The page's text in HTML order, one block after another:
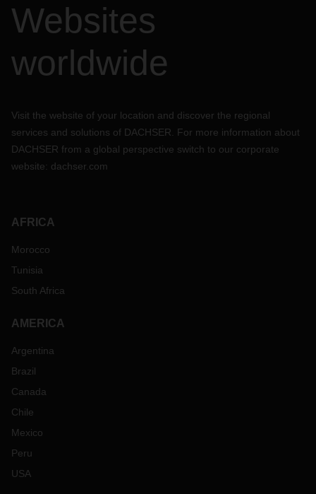
Websites
worldwide
Visit the website of your location and discover the regional
services and solutions of DACHSER. For more information about
DACHSER from a global perspective switch to our corporate
website: dachser.com
AFRICA
Morocco
Tunisia
South Africa
AMERICA
Argentina
Brazil
Canada
Chile
Mexico
Peru
USA